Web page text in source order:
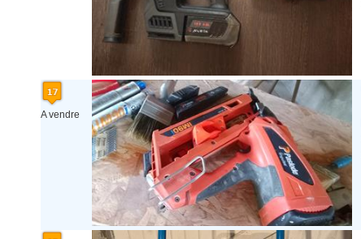
A vendre